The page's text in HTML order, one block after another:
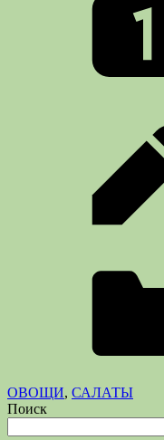
ОВОЩИ, САЛАТЫ
Поиск